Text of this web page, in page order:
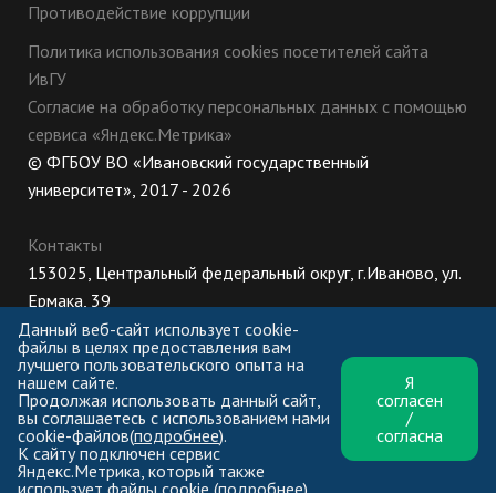
Противодействие коррупции
Политика использования cookies посетителей сайта
ИвГУ
Согласие на обработку персональных данных с помощью
сервиса «Яндекс.Метрика»
© ФГБОУ ВО «Ивановский государственный
университет», 2017 - 2026
Контакты
153025, Центральный федеральный округ, г.Иваново, ул.
Ермака, 39
8 (800) 222-56-86 (Приемная комиссия), +7 (4932) 32-62-
10 (Ректорат)
ПН-ЧТ: 8:30-17:00;
ПТ: 8:30-16:00;
Данный веб-сайт использует cookie-
файлы в целях предоставления вам
лучшего пользовательского опыта на
нашем сайте.
Продолжая использовать данный сайт,
вы соглашаетесь с использованием нами
cookie-файлов(подробнее).
К сайту подключен сервис
Яндекс.Метрика, который также
использует файлы cookie (подробнее).
Я
согласен
/
согласна